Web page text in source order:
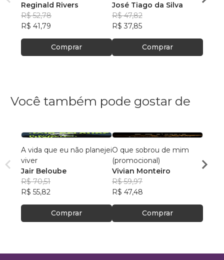
Reginald Rivers
R$ 52,78
R$ 41,79
Comprar
José Tiago da Silva
R$ 47,82
R$ 37,85
Comprar
R$
Você também pode gostar de
A vida que eu não planejei
viver
Jair Beloube
R$ 70,51
R$ 55,82
Comprar
O que sobrou de mim
(promocional)
Vivian Monteiro
R$ 59,97
R$ 47,48
Comprar
R$